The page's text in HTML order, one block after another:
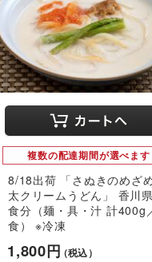
複数の配達期間が選べます
8/18出荷 「さぬきのめざ
太クリームうどん」 香川
食分（麺・具・汁 計400g
食） ※冷凍
1,800円（税込）